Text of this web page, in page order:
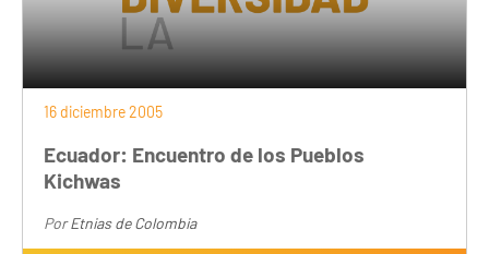
16 diciembre 2005
Ecuador: Encuentro de los Pueblos
Kichwas
PorEtnias de Colombia